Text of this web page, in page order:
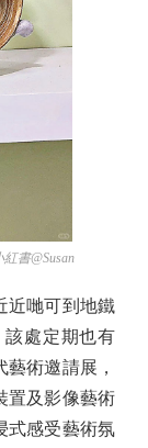
書@Susan
哋可到地鐵
該處定期也有
術邀請展，
置及影像藝術
式感受藝術氛